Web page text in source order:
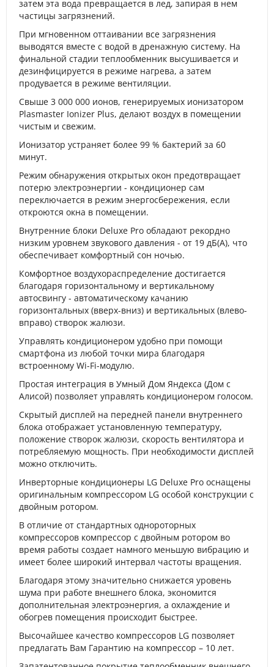
затем эта вода превращается в лед, запирая в нем
частицы загрязнений.
При мгновенном оттаивании все загрязнения
выводятся вместе с водой в дренажную систему. На
финальной стадии теплообменник высушивается и
дезинфицируется в режиме нагрева, а затем
продувается в режиме вентиляции.
Свыше 3 000 000 ионов, генерируемых ионизатором
Plasmaster Ionizer Plus, делают воздух в помещении
чистым и свежим.
Ионизатор устраняет более 99 % бактерий за 60
минут.
Режим обнаружения открытых окон предотвращает
потерю электроэнергии - кондиционер сам
переключается в режим энергосбережения, если
откроются окна в помещении.
Внутренние блоки Deluxe Pro обладают рекордно
низким уровнем звукового давления - от 19 дБ(А), что
обеспечивает комфортный сон ночью.
Комфортное воздухораспределение достигается
благодаря горизонтальному и вертикальному
автосвингу - автоматическому качанию
горизонтальных (вверх-вниз) и вертикальных (влево-
вправо) створок жалюзи.
Управлять кондиционером удобно при помощи
смартфона из любой точки мира благодаря
встроенному Wi-Fi-модулю.
Простая интеграция в Умный Дом Яндекса (Дом с
Алисой) позволяет управлять кондиционером голосом.
Скрытый дисплей на передней панели внутреннего
блока отображает установленную температуру,
положение створок жалюзи, скорость вентилятора и
потребляемую мощность. При необходимости дисплей
можно отключить.
Инверторные кондиционеры LG Deluxe Pro оснащены
оригинальным компрессором LG особой конструкции с
двойным ротором.
В отличие от стандартных однороторных
компрессоров компрессор с двойным ротором во
время работы создает намного меньшую вибрацию и
имеет более широкий интервал частоты вращения.
Благодаря этому значительно снижается уровень
шума при работе внешнего блока, экономится
дополнительная электроэнергия, а охлаждение и
обогрев помещения происходит быстрее.
Высочайшее качество компрессоров LG позволяет
предлагать Вам Гарантию на компрессор – 10 лет.